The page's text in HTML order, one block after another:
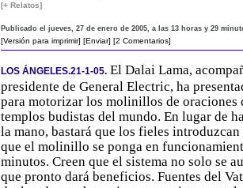
[+ Relatos]
Publicado el jueves, 27 de enero de 2005, a las 13 horas y 29
[Versión para imprimir] [Enviar] [2 Comentarios]
LOS ÁNGELES.21-1-05. El Dalai Lama,
presidente de General Electric, ha
para motorizar los molinillos de oraciones
templos budistas del mundo. En lugar de
la mano, bastará que los fieles introduzcan
que el molinillo se ponga en
minutos. Creen que el sistema no solo se
que pronto dará beneficios. Fuentes del